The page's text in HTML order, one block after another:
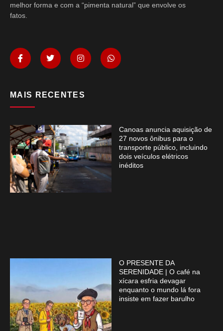
melhor forma e com a “pimenta natural” que envolve os
fatos.
MAIS RECENTES
Canoas anuncia aquisição de
27 novos ônibus para o
transporte público, incluindo
dois veículos elétricos
inéditos
O PRESENTE DA
SERENIDADE | O café na
xícara esfria devagar
enquanto o mundo lá fora
insiste em fazer barulho